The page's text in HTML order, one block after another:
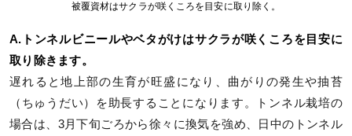
被覆資材はサクラが咲くころを目安に取り除く。
A.トンネルビニールやベタがけはサクラが咲くころを目安に
取り除きます。
遅れると地上部の生育が旺盛になり、曲がりの発生や抽苔
（ちゅうだい）を助長することになります。トンネル栽培の
場合は、3月下旬ごろから徐々に換気を強め、日中のトンネル